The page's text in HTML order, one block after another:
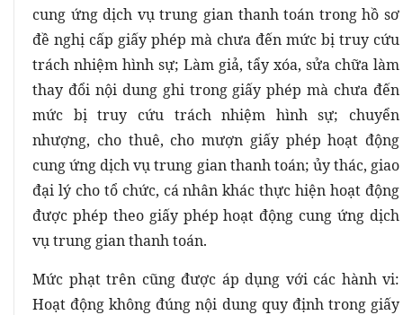
cung ứng dịch vụ trung gian thanh toán trong hồ sơ
đề nghị cấp giấy phép mà chưa đến mức bị truy cứu
trách nhiệm hình sự; Làm giả, tẩy xóa, sửa chữa làm
thay đổi nội dung ghi trong giấy phép mà chưa đến
mức bị truy cứu trách nhiệm hình sự; chuyển
nhượng, cho thuê, cho mượn giấy phép hoạt động
cung ứng dịch vụ trung gian thanh toán; ủy thác, giao
đại lý cho tổ chức, cá nhân khác thực hiện hoạt động
được phép theo giấy phép hoạt động cung ứng dịch
vụ trung gian thanh toán.
Mức phạt trên cũng được áp dụng với các hành vi:
Hoạt động không đúng nội dung quy định trong giấy